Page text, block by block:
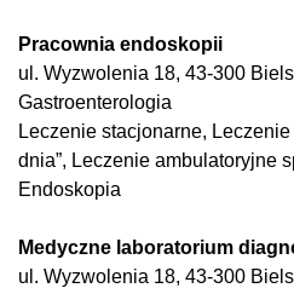
Pracownia endoskopii
ul. Wyzwolenia 18, 43-300
Gastroenterologia
Leczenie stacjonarne,
dnia”, Leczenie ambulatoryjne
Endoskopia
Medyczne laboratorium
ul. Wyzwolenia 18, 43-300